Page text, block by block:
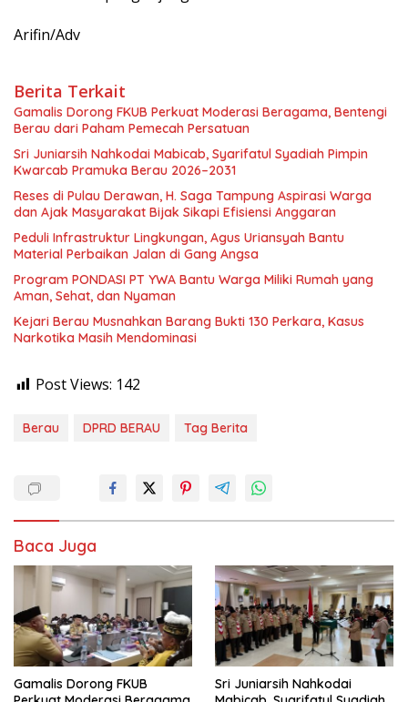
Arifin/Adv
Berita Terkait
Gamalis Dorong FKUB Perkuat Moderasi Beragama, Bentengi
Berau dari Paham Pemecah Persatuan
Sri Juniarsih Nahkodai Mabicab, Syarifatul Syadiah Pimpin
Kwarcab Pramuka Berau 2026–2031
Reses di Pulau Derawan, H. Saga Tampung Aspirasi Warga
dan Ajak Masyarakat Bijak Sikapi Efisiensi Anggaran
Peduli Infrastruktur Lingkungan, Agus Uriansyah Bantu
Material Perbaikan Jalan di Gang Angsa
Program PONDASI PT YWA Bantu Warga Miliki Rumah yang
Aman, Sehat, dan Nyaman
Kejari Berau Musnahkan Barang Bukti 130 Perkara, Kasus
Narkotika Masih Mendominasi
Post Views: 142
Berau DPRD BERAU Tag Berita
Baca Juga
Gamalis Dorong FKUB
Sri Juniarsih Nahkodai